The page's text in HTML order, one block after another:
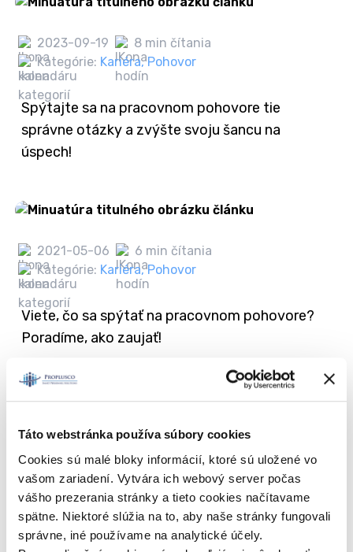
Táto webstránka používa súbory cookies
Cookies sú malé bloky informácií, ktoré sú uložené vo
vašom zariadení. Vytvára ich webový server počas
vášho prezerania stránky a tieto cookies načítavame
spätne. Niektoré slúžia na to, aby naše stránky fungovali
správne, iné používame na analytické účely.
2023-09-19
8 min čítania
Kategórie: Kariéra, Pohovor
Spýtajte sa na pracovnom pohovore tie
správne otázky a zvýšte svoju šancu na
úspech!
2021-05-06
6 min čítania
Kategórie: Kariéra, Pohovor
Viete, čo sa spýtať na pracovnom pohovore?
Poradíme, ako zaujať!
2021-07-01
6 min čítania
Kategórie:Kariéra, Pohovor
5 nepríjemných otázok z pracovných
pohovorov a ako na ne odpovedať